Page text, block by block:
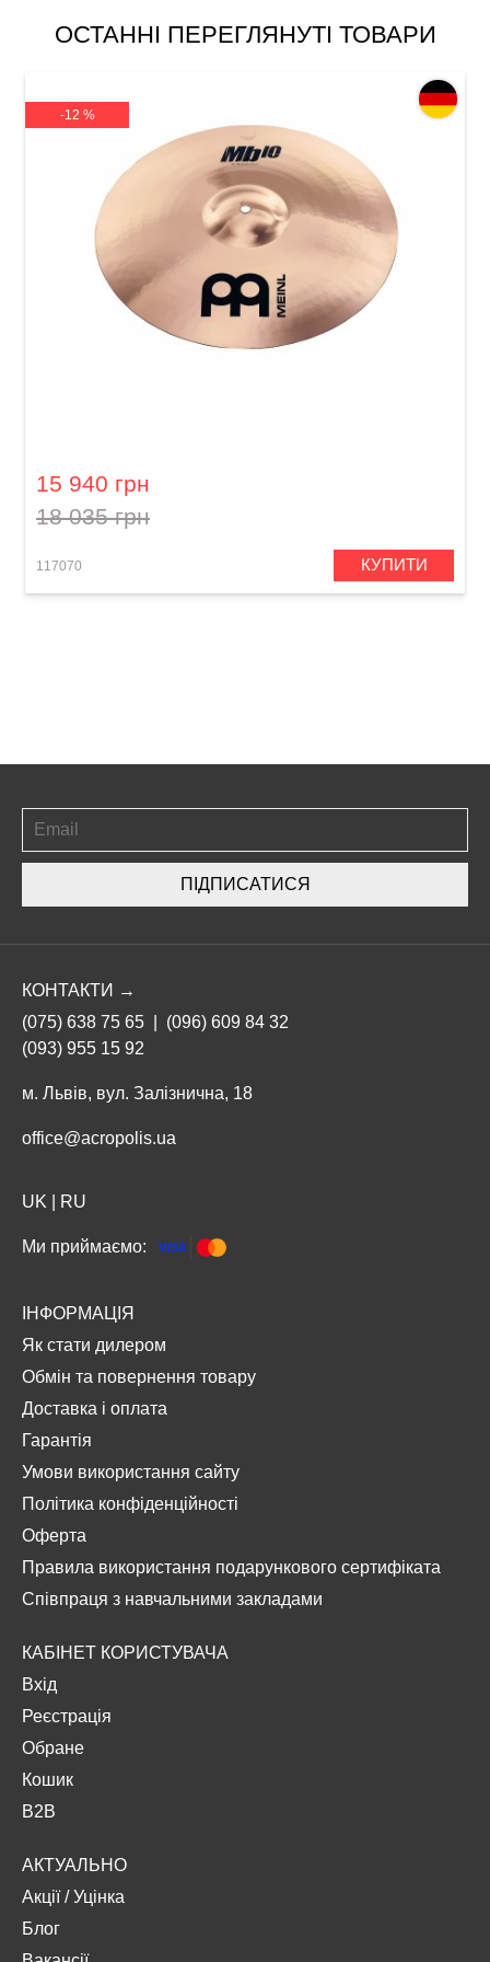
ОСТАННІ ПЕРЕГЛЯНУТІ ТОВАРИ
-12 %
15 940 грн
18 035 грн
117070 КУПИТИ
ПІДПИСАТИСЯ
КОНТАКТИ →
(075) 638 75 65
(096) 609 84 32
(093) 955 15 92
м. Львів, вул. Залізнична, 18
office@acropolis.ua
UK RU
Ми приймаємо:
ІНФОРМАЦІЯ
Як стати дилером
Обмін та повернення товару
Доставка і оплата
Гарантія
Умови використання сайту
Політика конфіденційності
Оферта
Правила використання подарункового сертифіката
Співпраця з навчальними закладами
КАБІНЕТ КОРИСТУВАЧА
Вхід
Реєстрація
Обране
Кошик
B2B
АКТУАЛЬНО
Акції/Уцінка
Блог